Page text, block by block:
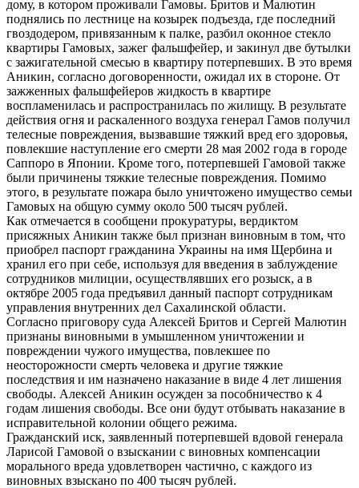
дому, в котором проживали Гамовы. Бритов и Малютин
поднялись по лестнице на козырек подъезда, где последний
гвоздодером, привязанным к палке, разбил оконное стекло
квартиры Гамовых, зажег фальшфейер, и закинул две бутылки
с зажигательной смесью в квартиру потерпевших. В это время
Аникин, согласно договоренности, ожидал их в стороне. От
зажженных фальшфейеров жидкость в квартире
воспламенилась и распространилась по жилищу. В результате
действия огня и раскаленного воздуха генерал Гамов получил
телесные повреждения, вызвавшие тяжкий вред его здоровья,
повлекшие наступление его смерти 28 мая 2002 года в городе
Саппоро в Японии. Кроме того, потерпевшей Гамовой также
были причинены тяжкие телесные повреждения. Помимо
этого, в результате пожара было уничтожено имущество семьи
Гамовых на общую сумму около 500 тысяч рублей.
Как отмечается в сообщени прокуратуры, вердиктом
присяжных Аникин также был признан виновным в том, что
приобрел паспорт гражданина Украины на имя Щербина и
хранил его при себе, используя для введения в заблуждение
сотрудников милиции, осуществлявших его розыск, а в
октябре 2005 года предъявил данный паспорт сотрудникам
управления внутренних дел Сахалинской области.
Согласно приговору суда Алексей Бритов и Сергей Малютин
признаны виновными в умышленном уничтожении и
повреждении чужого имущества, повлекшее по
неосторожности смерть человека и другие тяжкие
последствия и им назначено наказание в виде 4 лет лишения
свободы. Алексей Аникин осужден за пособничество к 4
годам лишения свободы. Все они будут отбывать наказание в
исправительной колонии общего режима.
Гражданский иск, заявленный потерпевшей вдовой генерала
Ларисой Гамовой о взыскании с виновных компенсации
морального вреда удовлетворен частично, с каждого из
виновных взыскано по 400 тысяч рублей.